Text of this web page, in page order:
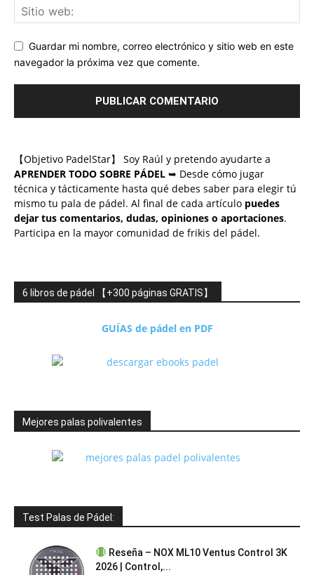
Guardar mi nombre, correo electrónico y sitio web en este
navegador la próxima vez que comente.
【Objetivo PadelStar】 Soy Raúl y pretendo ayudarte a
APRENDER TODO SOBRE PÁDEL ➥ Desde cómo jugar
técnica y tácticamente hasta qué debes saber para elegir tú
mismo tu pala de pádel. Al final de cada artículo puedes
dejar tus comentarios, dudas, opiniones o aportaciones.
Participa en la mayor comunidad de frikis del pádel.
6 libros de pádel 【+300 páginas GRATIS】
GUÍAS de pádel en PDF
Mejores palas polivalentes
Test Palas de Pádel:
Reseña – NOX ML10 Ventus Control 3K
2026 | Control,...